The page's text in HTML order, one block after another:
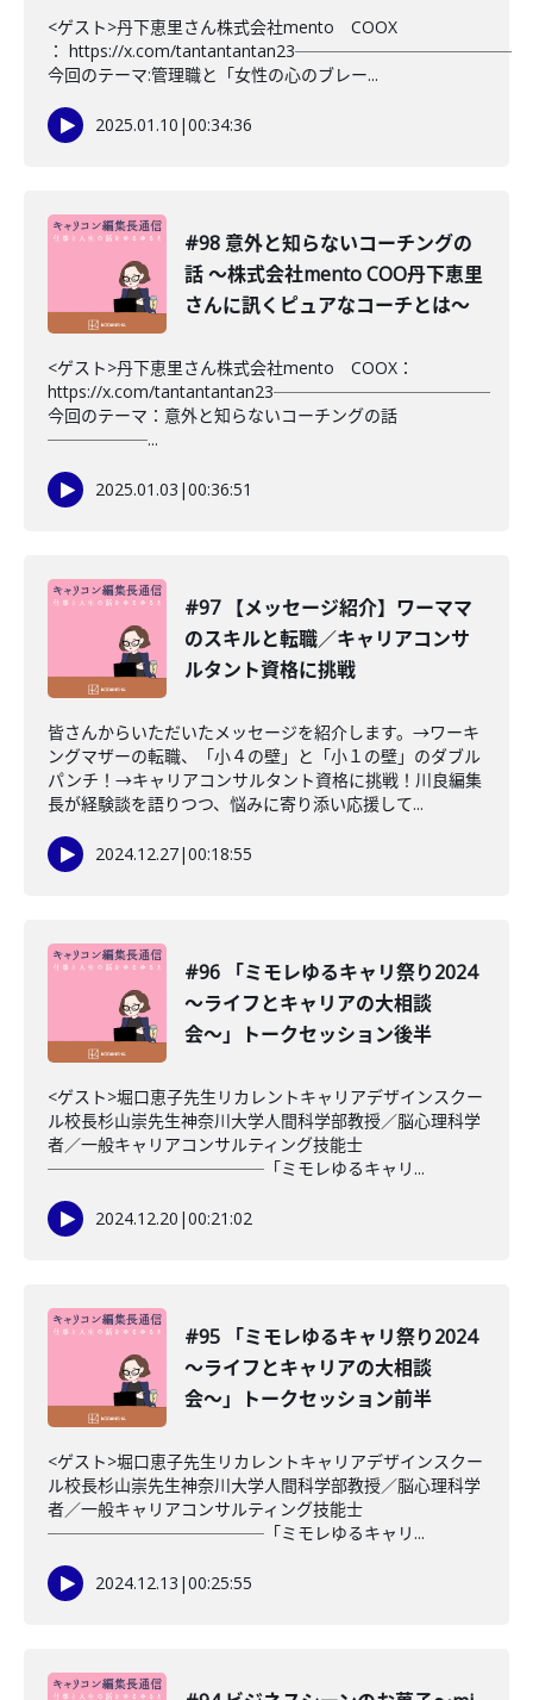
<ゲスト>丹下恵里さん株式会社mento COOX
： https://x.com/tantantantan23─────────────
今回のテーマ:管理職と「女性の心のブレー...
2025.01.10 |00:34:36
#98 意外と知らないコーチングの
話 〜株式会社mento COO丹下恵里
さんに訊くピュアなコーチとは〜
<ゲスト>丹下恵里さん株式会社mento COOX：
https://x.com/tantantantan23─────────────
今回のテーマ：意外と知らないコーチングの話
──────...
2025.01.03 |00:36:51
#97 【メッセージ紹介】ワーママ
のスキルと転職／キャリアコンサ
ルタント資格に挑戦
皆さんからいただいたメッセージを紹介します。→ワーキ
ングマザーの転職、「小４の壁」と「小１の壁」のダブル
パンチ！→キャリアコンサルタント資格に挑戦！川良編集
長が経験談を語りつつ、悩みに寄り添い応援して...
2024.12.27|00:18:55
#96 「ミモレゆるキャリ祭り2024
〜ライフとキャリアの大相談
会〜」トークセッション後半
<ゲスト>堀口恵子先生リカレントキャリアデザインスクー
ル校長杉山崇先生神奈川大学人間科学部教授／脳心理科学
者／一般キャリアコンサルティング技能士
─────────────「ミモレゆるキャリ...
2024.12.20 |00:21:02
#95 「ミモレゆるキャリ祭り2024
〜ライフとキャリアの大相談
会〜」トークセッション前半
<ゲスト>堀口恵子先生リカレントキャリアデザインスクー
ル校長杉山崇先生神奈川大学人間科学部教授／脳心理科学
者／一般キャリアコンサルティング技能士
─────────────「ミモレゆるキャリ...
2024.12.13 |00:25:55